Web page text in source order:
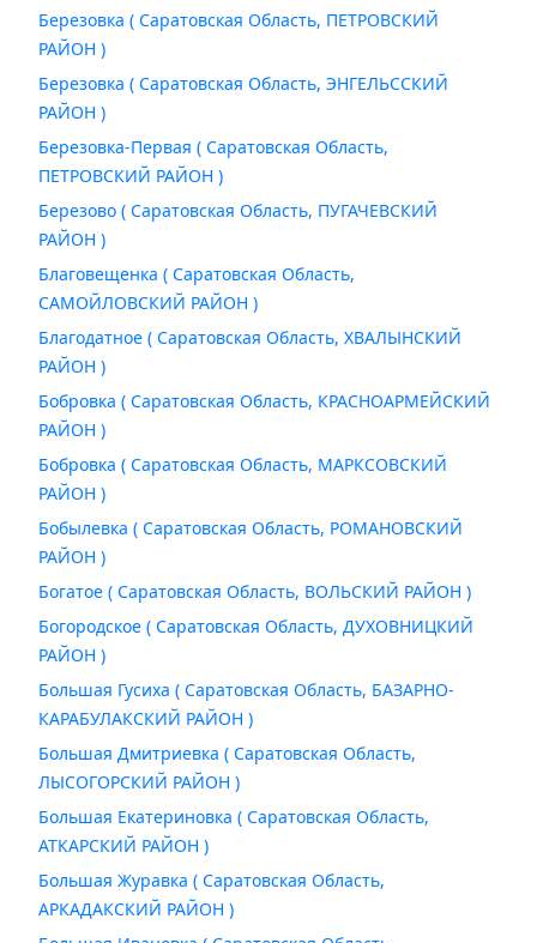
Березовка ( Саратовская Область, ПЕТРОВСКИЙ
РАЙОН )
Березовка ( Саратовская Область, ЭНГЕЛЬССКИЙ
РАЙОН )
Березовка-Первая ( Саратовская Область,
ПЕТРОВСКИЙ РАЙОН )
Березово ( Саратовская Область, ПУГАЧЕВСКИЙ
РАЙОН )
Благовещенка ( Саратовская Область,
САМОЙЛОВСКИЙ РАЙОН )
Благодатное ( Саратовская Область, ХВАЛЫНСКИЙ
РАЙОН )
Бобровка ( Саратовская Область, КРАСНОАРМЕЙСКИЙ
РАЙОН )
Бобровка ( Саратовская Область, МАРКСОВСКИЙ
РАЙОН )
Бобылевка ( Саратовская Область, РОМАНОВСКИЙ
РАЙОН )
Богатое ( Саратовская Область, ВОЛЬСКИЙ РАЙОН )
Богородское ( Саратовская Область, ДУХОВНИЦКИЙ
РАЙОН )
Большая Гусиха ( Саратовская Область, БАЗАРНО-
КАРАБУЛАКСКИЙ РАЙОН )
Большая Дмитриевка ( Саратовская Область,
ЛЫСОГОРСКИЙ РАЙОН )
Большая Екатериновка ( Саратовская Область,
АТКАРСКИЙ РАЙОН )
Большая Журавка ( Саратовская Область,
АРКАДАКСКИЙ РАЙОН )